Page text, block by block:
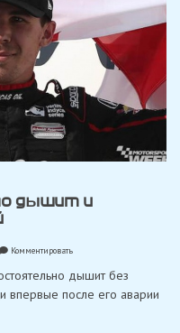
дышит и
Комментироватьon
самостоятельно
и
дышит без
впервые после его аварии